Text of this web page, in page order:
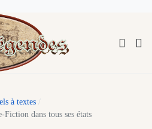
à textes
dans tous ses états